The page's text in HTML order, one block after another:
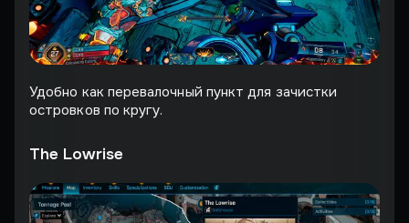
Удобно как перевалочный пункт для зачистки
островков по кругу.
The Lowrise